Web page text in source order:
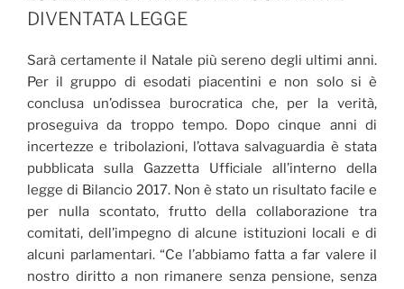
DIVENTATA LEGGE
Sarà certamente il Natale più sereno degli ultimi anni.
Per il gruppo di esodati piacentini e non solo si è
conclusa un’odissea burocratica che, per la verità,
proseguiva da troppo tempo. Dopo cinque anni di
incertezze e tribolazioni, l’ottava salvaguardia è stata
pubblicata sulla Gazzetta Ufficiale all’interno della
legge di Bilancio 2017. Non è stato un risultato facile e
per nulla scontato, frutto della collaborazione tra
comitati, dell’impegno di alcune istituzioni locali e di
alcuni parlamentari. “Ce l’abbiamo fatta a far valere il
nostro diritto a non rimanere senza pensione, senza